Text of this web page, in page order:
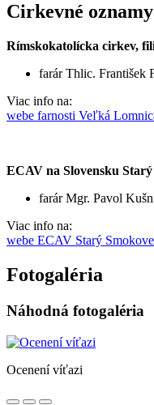
Cirkevné oznamy
Rímskokatolícka cirkev,
farár Thlic. František
Viac info na:
webe farnosti Veľká
ECAV na Slovensku
farár Mgr. Pavol
Viac info na:
webe ECAV Starý
Fotogaléria
Náhodná fotogaléria
Ocenení víťazi